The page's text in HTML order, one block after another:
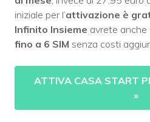
iniziale per l’attivazione è
Infinito Insieme avrete anche
fino a 6 SIM senza costi
ATTIVA CASA START
»